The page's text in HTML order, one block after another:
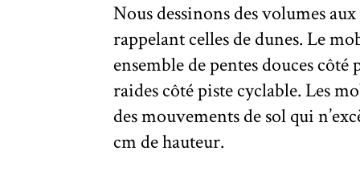
Nous dessinons des volumes
rappelant celles de dunes. Le
ensemble de pentes douces côté
raides côté piste cyclable. Les
des mouvements de sol qui
cm de hauteur.